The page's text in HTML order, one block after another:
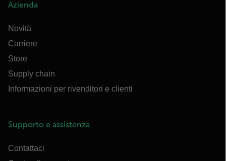
Azienda
Novità
Carriere
Store
Supply chain
Informazioni per rivenditori e clienti
Supporto e assistenza
Contattaci